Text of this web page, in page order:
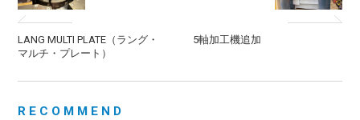
LANG MULTI PLATE（ラング・
マルチ・プレート）
5軸加工機追加
RECOMMEND